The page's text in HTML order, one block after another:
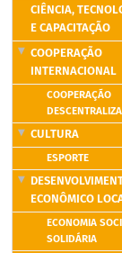
CIÊNCIA,
E CAPACITAÇÃO
COOPERAÇÃO
INTERNACIONAL
COOPERAÇÃO
CULTURA
ESPORTE
ECONÔMICO
ECONOMIA
SOLIDÁRIA